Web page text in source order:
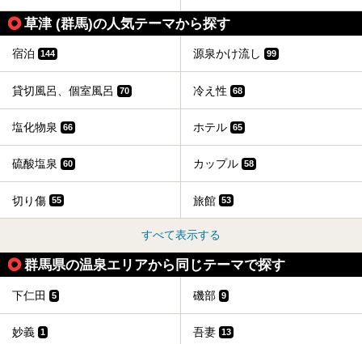
草津 (群馬)の人気テーマから探す
宿泊 144 源泉かけ流し 99
貸切風呂、個室風呂 70 冷え性 68
塩化物泉 66 ホテル 65
硫酸塩泉 60 カップル 58
切り傷 55 旅館 53
すべて表示する
群馬県の温泉エリアから同じテーマで探す
下仁田 5 磯部 9
妙義 1 吾妻 13